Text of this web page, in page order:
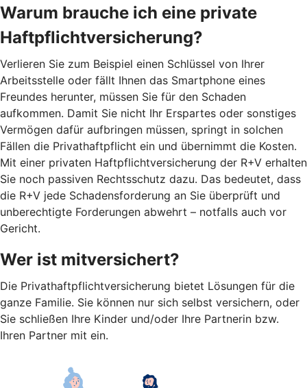
Warum brauche ich eine private
Haftpflichtversicherung?
Verlieren Sie zum Beispiel einen Schlüssel von Ihrer
Arbeitsstelle oder fällt Ihnen das Smartphone eines
Freundes herunter, müssen Sie für den Schaden
aufkommen. Damit Sie nicht Ihr Erspartes oder sonstiges
Vermögen dafür aufbringen müssen, springt in solchen
Fällen die Privathaftpflicht ein und übernimmt die Kosten.
Mit einer privaten Haftpflichtversicherung der R+V erhalten
Sie noch passiven Rechtsschutz dazu. Das bedeutet, dass
die R+V jede Schadensforderung an Sie überprüft und
unberechtigte Forderungen abwehrt – notfalls auch vor
Gericht.
Wer ist mitversichert?
Die Privathaftpflichtversicherung bietet Lösungen für die
ganze Familie. Sie können nur sich selbst versichern, oder
Sie schließen Ihre Kinder und/oder Ihre Partnerin bzw.
Ihren Partner mit ein.